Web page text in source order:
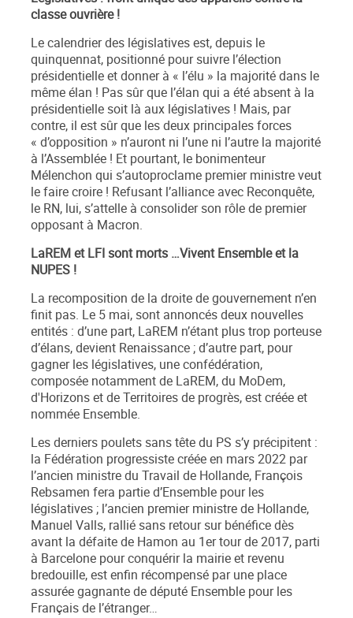
classe ouvrière !
Le calendrier des législatives est, depuis le
quinquennat, positionné pour suivre l’élection
présidentielle et donner à « l’élu » la majorité dans le
même élan ! Pas sûr que l’élan qui a été absent à la
présidentielle soit là aux législatives ! Mais, par
contre, il est sûr que les deux principales forces
« d’opposition » n’auront ni l’une ni l’autre la majorité
à l’Assemblée ! Et pourtant, le bonimenteur
Mélenchon qui s’autoproclame premier ministre veut
le faire croire ! Refusant l’alliance avec Reconquête,
le RN, lui, s’attelle à consolider son rôle de premier
opposant à Macron.
LaREM et LFI sont morts …Vivent Ensemble et la
NUPES !
La recomposition de la droite de gouvernement n’en
finit pas. Le 5 mai, sont annoncés deux nouvelles
entités : d’une part, LaREM n’étant plus trop porteuse
d’élans, devient Renaissance ; d’autre part, pour
gagner les législatives, une confédération,
composée notamment de LaREM, du MoDem,
d'Horizons et de Territoires de progrès, est créée et
nommée Ensemble.
Les derniers poulets sans tête du PS s’y précipitent :
la Fédération progressistecréée en mars 2022 par
l’ancien ministre du Travail de Hollande, François
Rebsamen fera partie d’Ensemble pour les
législatives ; l’ancien premier ministre de Hollande,
Manuel Valls, rallié sans retour sur bénéfice dès
avant la défaite de Hamon au 1ertour de 2017, parti
à Barcelone pour conquérir la mairie et revenu
bredouille, est enfin récompensé par une place
assurée gagnante de député Ensemble pour les
Français de l’étranger…